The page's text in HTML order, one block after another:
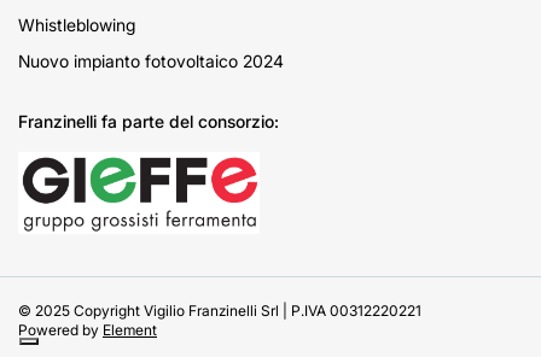
Whistleblowing
Nuovo impianto fotovoltaico 2024
Franzinelli fa parte del consorzio:
© 2025 Copyright Vigilio Franzinelli Srl | P.IVA 00312220221
Powered by Element